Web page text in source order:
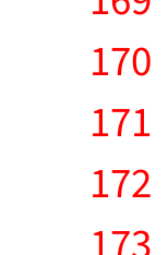
170
171
172